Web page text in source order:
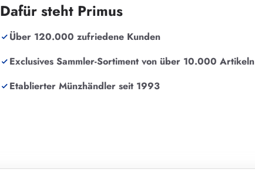
Dafür steht Primus
Über 120.000 zufriedene Kunden
Exclusives Sammler-Sortiment von über 10.000 Artikeln
Etablierter Münzhändler seit 1993